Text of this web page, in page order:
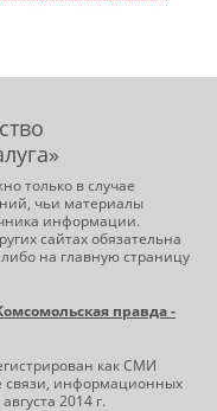
только в случае
чьи материалы
информации.
сайтах обязательна
на главную страницу
правда -
как СМИ
связи, информационных
2014 г.